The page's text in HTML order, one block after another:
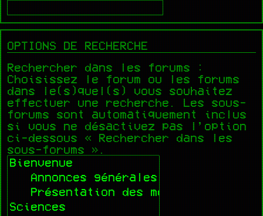
OPTIONS DE RECHERCHE
Rechercher dans les forums :
Choisissez le forum ou les forums
dans le(s)quel(s) vous souhaitez
effectuer une recherche. Les sous-
forums sont automatiquement inclus
si vous ne désactivez pas l’option
ci-dessous « Rechercher dans les
sous-forums ».